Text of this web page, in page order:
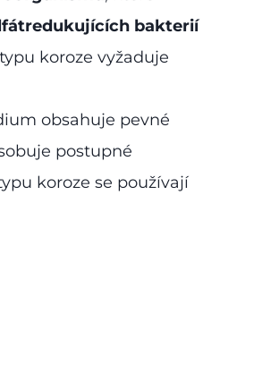
bakterií
koroze vyžaduje
obsahuje pevné
postupné
koroze se používají